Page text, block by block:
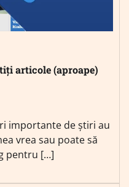
articole (aproape)
importante de știri au
vrea sau poate să
pentru […]